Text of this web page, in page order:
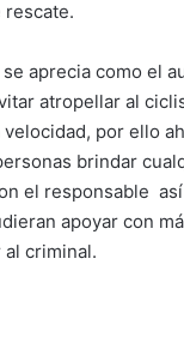
rescate.
aprecia como el
atropellar al
por ello
brindar
el responsable
apoyar con
criminal.